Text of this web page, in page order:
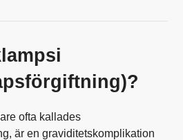
ofta kallades
är en graviditetskomplikation